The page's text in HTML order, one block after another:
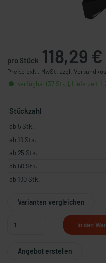
pro Stück 118,29 €
Preise exkl. MwSt. zzgl.
verfügbar (37 Stk.), Lieferzeit 1-
Stückzahl
ab 5 Stk.
ab 10 Stk.
ab 25 Stk.
ab 50 Stk.
ab 100 Stk.
Varianten vergleichen
In den
Angebot erstellen